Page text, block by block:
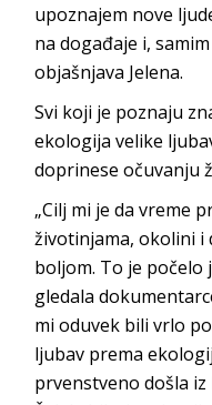
upoznajem nove
na događaje i,
objašnjava Jelena.
Svi koji je poznaju
ekologija velike
doprinese očuvanju
„Cilj mi je da vreme
životinjama, okolini i
boljom. To je počelo
gledala
mi oduvek bili vrlo
ljubav prema
prvenstveno došla